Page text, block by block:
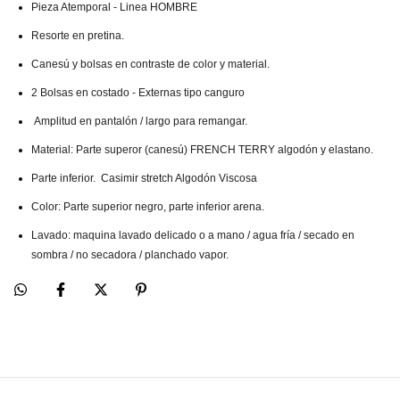
Pieza Atemporal - Linea HOMBRE
Resorte en pretina.
Canesú y bolsas en contraste de color y material.
2 Bolsas en costado - Externas tipo canguro
Amplitud en pantalón / largo para remangar.
Material: Parte superor (canesú) FRENCH TERRY algodón y elastano.
Parte inferior. Casimir stretch Algodón Viscosa
Color: Parte superior negro, parte inferior arena.
Lavado: maquina lavado delicado o a mano / agua fría / secado en
sombra / no secadora / planchado vapor.